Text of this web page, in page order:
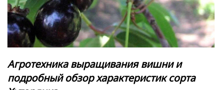
Агротехника выращивания вишни и
подробный обзор характеристик сорта